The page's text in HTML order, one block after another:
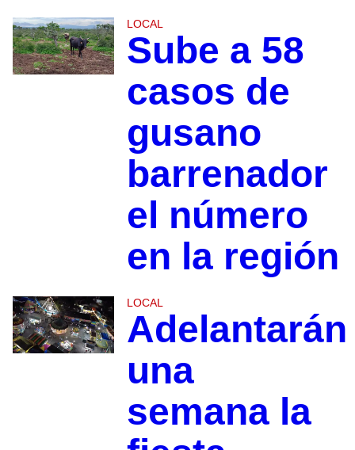
LOCAL
Sube a 58
casos de
gusano
barrenador
el número
en la región
LOCAL
Adelantarán
una
semana la